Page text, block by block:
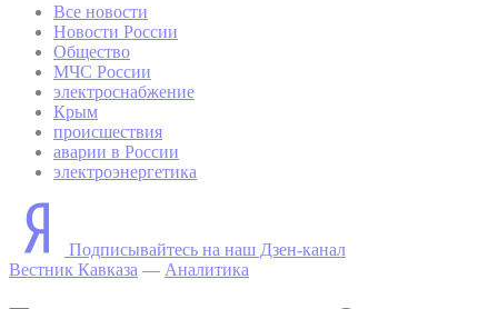
Все новости
Новости России
Общество
МЧС России
электроснабжение
Крым
происшествия
аварии в России
электроэнергетика
Подписывайтесь на наш Дзен-канал
Вестник Кавказа — Аналитика